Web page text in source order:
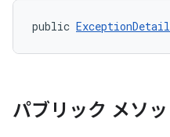
public
パブリック メソ